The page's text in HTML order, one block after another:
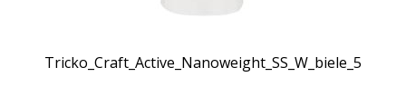
Tricko_Craft_Active_Nanoweight_SS_W_biele_5